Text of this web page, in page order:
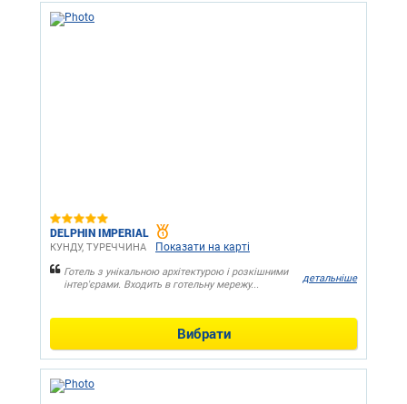
DELPHIN IMPERIAL
КУНДУ, ТУРЕЧЧИНА Показати на карті
Готель з унікальною архітектурою і розкішними
інтер'єрами. Входить в готельну мережу...
детальніше
Вибрати